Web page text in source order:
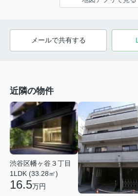
メールで共有する
近隣の物件
渋谷区幡ヶ谷３丁目
1LDK (33.28㎡)
16.5万円